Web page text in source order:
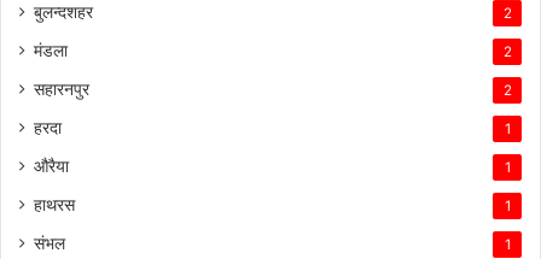
बुलन्दशहर 2
मंडला 2
सहारनपुर 2
हरदा 1
औरैया 1
हाथरस 1
संभल 1